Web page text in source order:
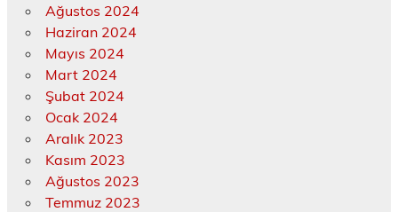
Ağustos 2024
Haziran 2024
Mayıs 2024
Mart 2024
Şubat 2024
Ocak 2024
Aralık 2023
Kasım 2023
Ağustos 2023
Temmuz 2023